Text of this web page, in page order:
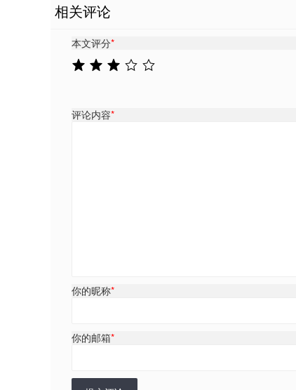
相关评论
本文评分*
评论内容*
你的昵称*
你的邮箱*